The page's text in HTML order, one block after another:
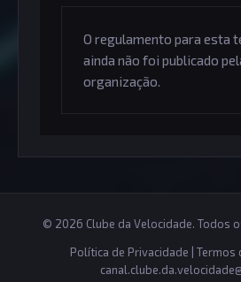
O regulamento para esta
ainda não foi publicado
organização.
© 2026 Clube da Velocidade. Todos
Política de Privacidade
Termos